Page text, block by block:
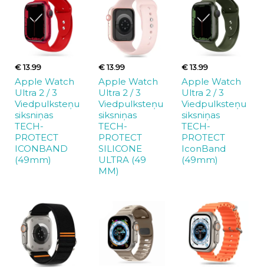
€ 13.99
Apple Watch
Ultra 2 / 3
Viedpulksteņu
siksniņas
TECH-
PROTECT
ICONBAND
(49mm)
€ 13.99
Apple Watch
Ultra 2 / 3
Viedpulksteņu
siksniņas
TECH-
PROTECT
SILICONE
ULTRA (49
MM)
€ 13.99
Apple Watch
Ultra 2 / 3
Viedpulksteņu
siksniņas
TECH-
PROTECT
IconBand
(49mm)